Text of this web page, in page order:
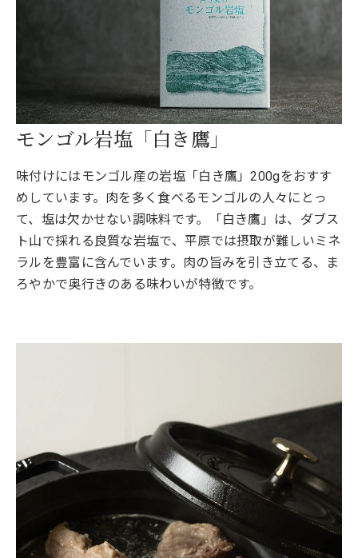
モンゴル岩塩「白き鷹」
味付けにはモンゴル産の岩塩「白き鷹」200gをおすす
めしています。肉を多く食べるモンゴルの人々にとっ
て、塩は欠かせない調味料です。「白き鷹」は、ダブス
ト山で採れる良質な岩塩で、平原では摂取が難しいミネ
ラルを豊富に含んでいます。肉の旨みを引き立てる、ま
ろやかで奥行きのある味わいが特徴です。